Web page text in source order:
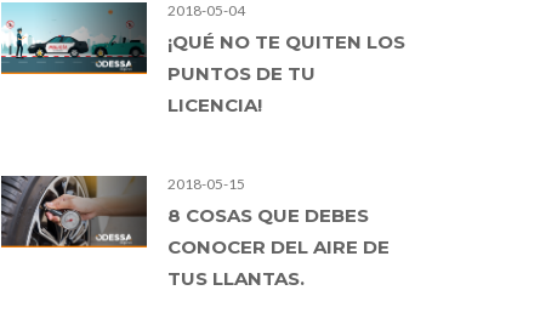
2018-05-04
¡QUÉ NO TE QUITEN LOS
PUNTOS DE TU
LICENCIA!
2018-05-15
8 COSAS QUE DEBES
CONOCER DEL AIRE DE
TUS LLANTAS.